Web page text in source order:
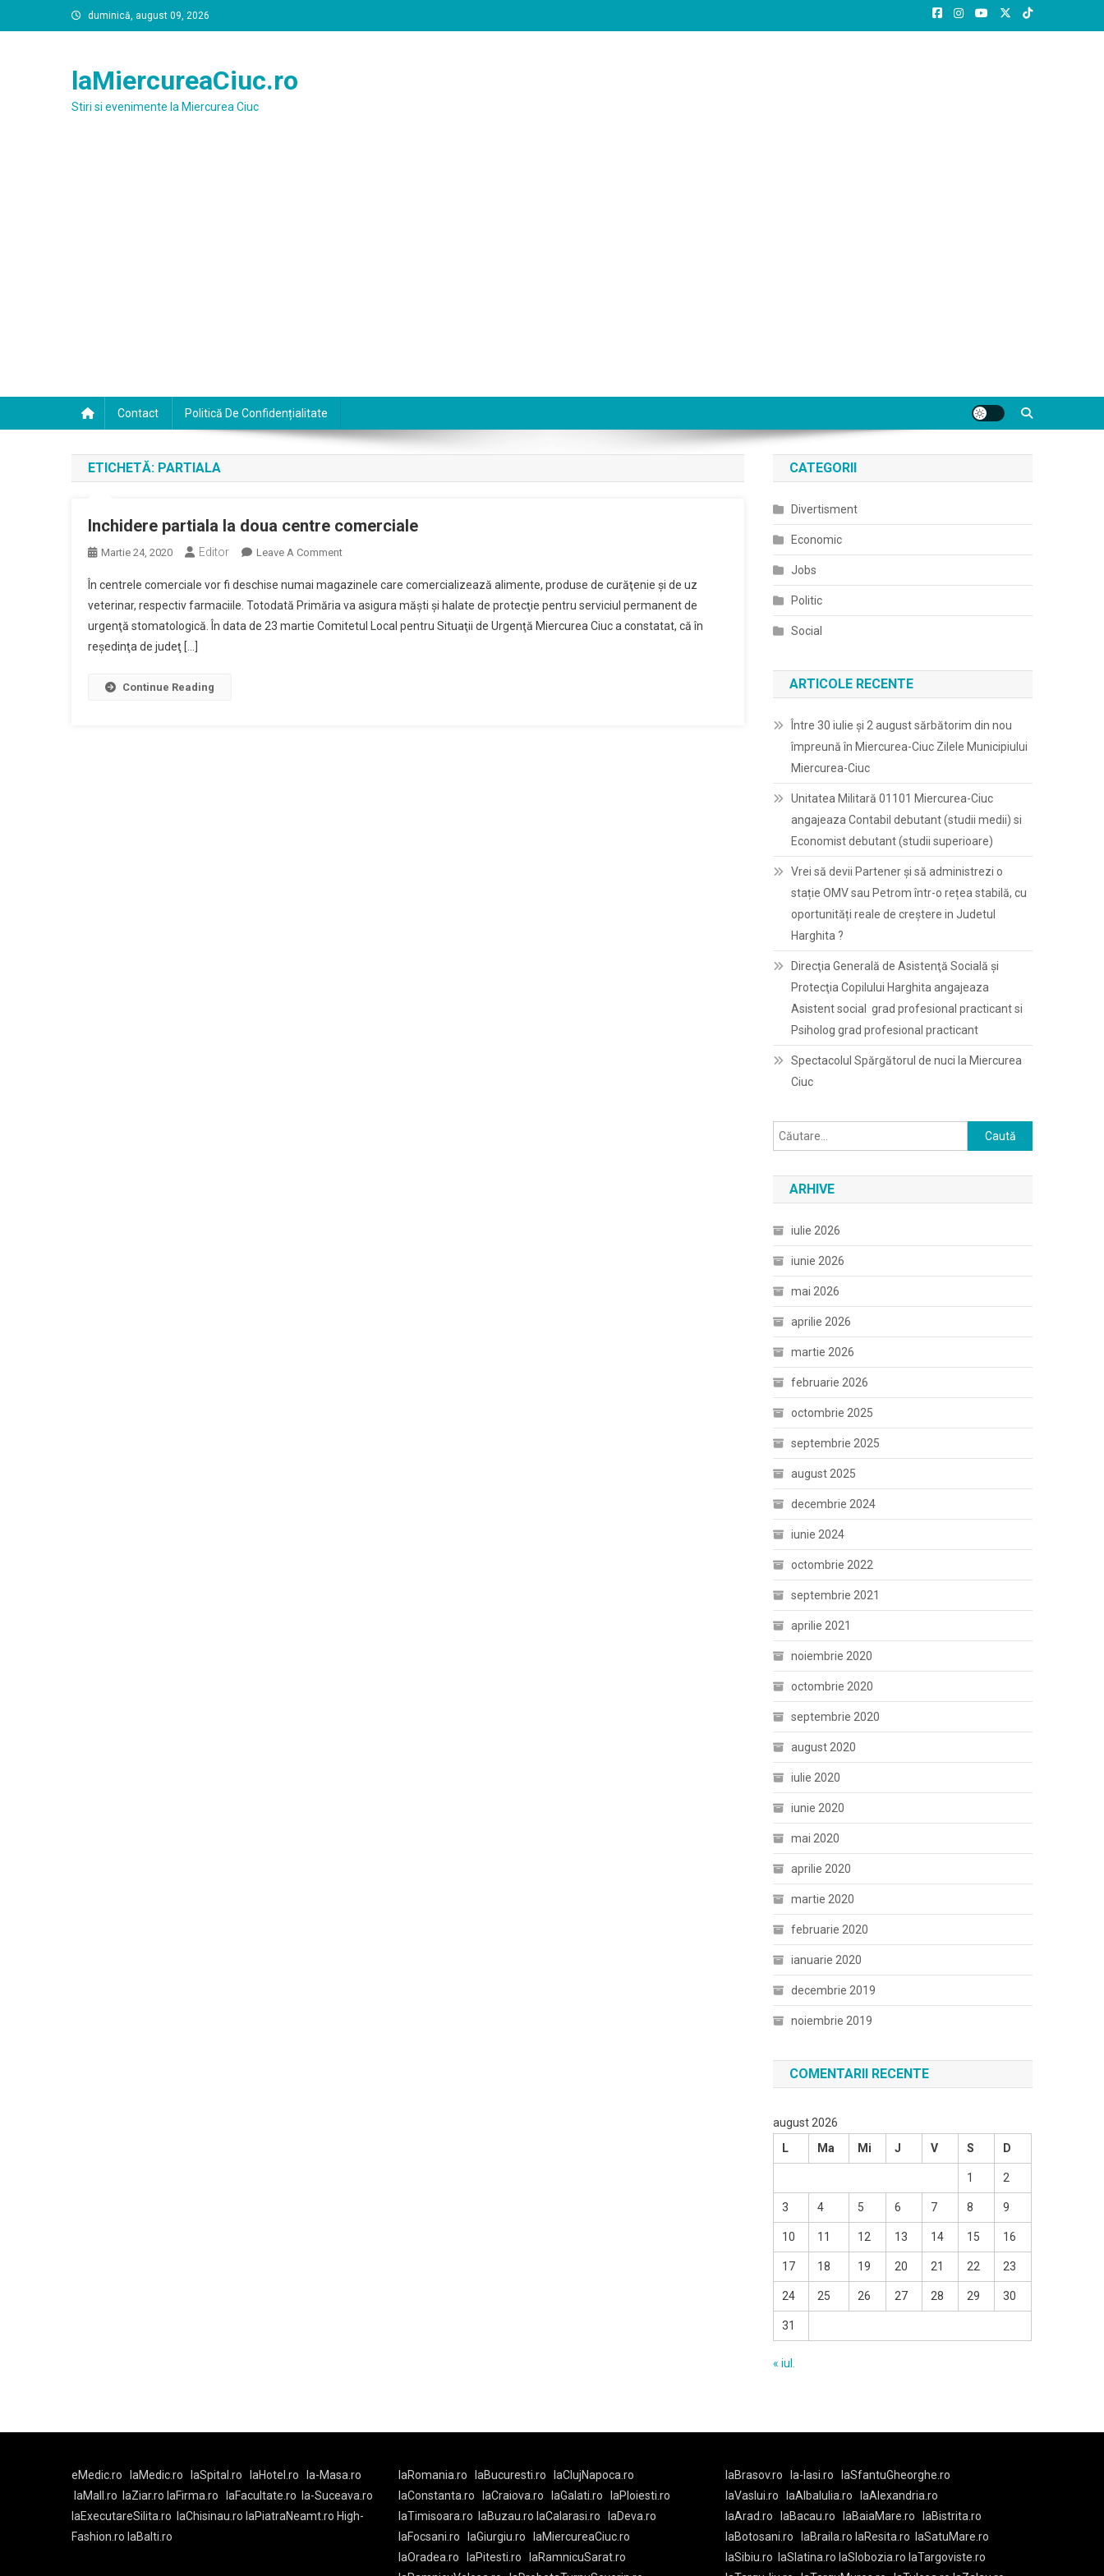
to
duminică, august 09, 2026
laMiercureaCiuc.ro
Stiri si evenimente la Miercurea Ciuc
Contact Politică De Confidențialitate
ETICHETĂ: PARTIALA
Inchidere partiala la doua centre comerciale
Martie 24, 2020 Editor Leave A CommentOn
Partiala
La
Doua
În centrele comerciale vor fi deschise numai magazinele care comercializează alimente, produse de curăţenie şi de uz
veterinar, respectiv farmaciile. Totodată Primăria va asigura măşti şi halate de protecţie pentru serviciul permanent de
urgenţă stomatologică. În data de 23 martie Comitetul Local pentru Situaţii de Urgenţă Miercurea Ciuc a constatat, că în
reşedinţa de judeţ […]
Continue Reading
CATEGORII
Divertisment
Economic
Jobs
Politic
Social
ARTICOLE RECENTE
Între 30 iulie și 2 august sărbătorim din nou
împreună în Miercurea-Ciuc Zilele Municipiului
Miercurea-Ciuc
Unitatea Militară 01101 Miercurea-Ciuc
angajeaza Contabil debutant (studii medii) si
Economist debutant (studii superioare)
Vrei să devii Partener și să administrezi o
stație OMV sau Petrom într-o rețea stabilă, cu
oportunități reale de creștere in Judetul
Harghita ?
Direcţia Generală de Asistenţă Socială şi
Protecţia Copilului Harghita angajeaza
Asistent social grad profesional practicant si
Psiholog grad profesional practicant
Spectacolul Spărgătorul de nuci la Miercurea
Ciuc
Caută
după:
ARHIVE
iulie 2026
iunie 2026
mai 2026
aprilie 2026
martie 2026
februarie 2026
octombrie 2025
septembrie 2025
august 2025
decembrie 2024
iunie 2024
octombrie 2022
septembrie 2021
aprilie 2021
noiembrie 2020
octombrie 2020
septembrie 2020
august 2020
iulie 2020
iunie 2020
mai 2020
aprilie 2020
martie 2020
februarie 2020
ianuarie 2020
decembrie 2019
noiembrie 2019
COMENTARII RECENTE
august 2026
L
Ma Mi J V S D
1 2
3 4 5 6 7 8 9
10 11 12 13 14 15 16
17 18 19 20 21 22 23
24 25 26 27 28 29 30
31
« iul.
eMedic.ro laMedic.ro laSpital.ro laHotel.ro
la-Masa.ro
laMall.ro
laZiar.ro laFirma.ro laFacultate.ro
la-Suceava.ro
laExecutareSilita.ro
laChisinau.ro laPiatraNeamt.ro High-
Fashion.ro laBalti.ro
laRomania.ro laBucuresti.ro
laClujNapoca.ro
laConstanta.ro
laCraiova.ro laGalati.ro
laPloiesti.ro
laTimisoara.ro
laBuzau.ro laCalarasi.ro
laDeva.ro
laFocsani.ro
laGiurgiu.ro
laMiercureaCiuc.ro
laOradea.ro
laPitesti.ro
laRamnicuSarat.ro
laBrasov.ro la-Iasi.ro
laSfantuGheorghe.ro
laVaslui.ro
laAlbaIulia.ro
laAlexandria.ro
laArad.ro
laBacau.ro laBaiaMare.ro
laBistrita.ro
laBotosani.ro
laBraila.ro laResita.ro
laSatuMare.ro
laSibiu.ro
laSlatina.ro laSlobozia.ro laTargoviste.ro